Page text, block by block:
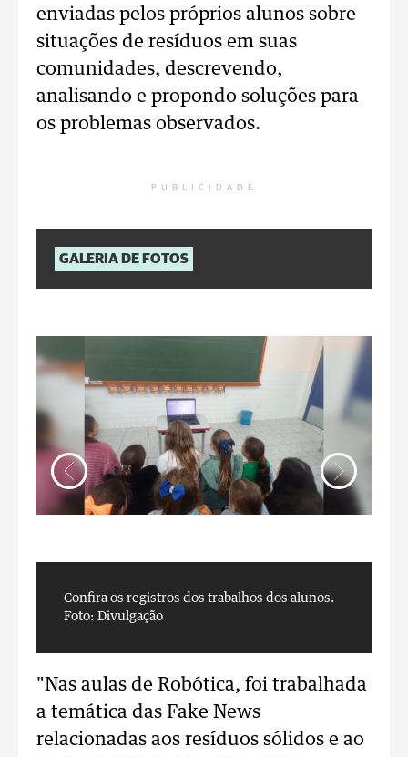
enviadas pelos próprios alunos sobre
situações de resíduos em suas
comunidades, descrevendo,
analisando e propondo soluções para
os problemas observados.
PUBLICIDADE
GALERIA DE FOTOS
Confira os registros dos trabalhos dos alunos.
Foto: Divulgação
"Nas aulas de Robótica, foi trabalhada
a temática das Fake News
relacionadas aos resíduos sólidos e ao